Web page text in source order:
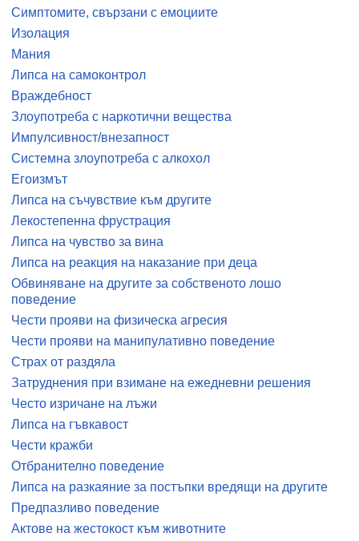
Симптомите, свързани с емоциите
Изолация
Мания
Липса на самоконтрол
Враждебност
Злоупотреба с наркотични вещества
Импулсивност/внезапност
Системна злоупотреба с алкохол
Егоизмът
Липса на съчувствие към другите
Лекостепенна фрустрация
Липса на чувство за вина
Липса на реакция на наказание при деца
Обвиняване на другите за собственото лошо
поведение
Чести прояви на физическа агресия
Чести прояви на манипулативно поведение
Страх от раздяла
Затруднения при взимане на ежедневни решения
Често изричане на лъжи
Липса на гъвкавост
Чести кражби
Отбранително поведение
Липса на разкаяние за постъпки вредящи на другите
Предпазливо поведение
Актове на жестокост към животните